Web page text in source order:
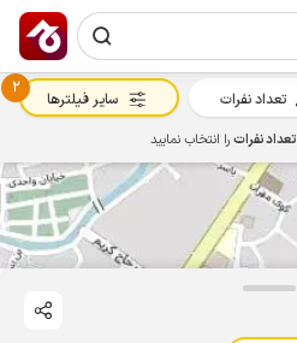
تعداد نفرات
2
سایر فیلترها
تعداد نفراترا انتخاب نمایید